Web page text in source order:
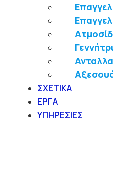
ΣΧΕΤΙΚΑ
ΕΡΓΑ
ΥΠΗΡΕΣΙΕΣ